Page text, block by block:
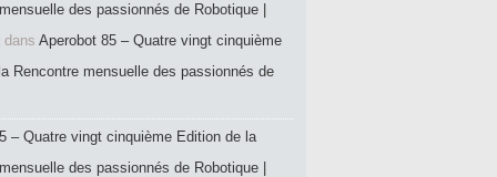
des passionnés de Robotique |
dans Aperobot 85 – Quatre vingt cinquième
Rencontre mensuelle des passionnés de
– Quatre vingt cinquième Edition de la
des passionnés de Robotique |